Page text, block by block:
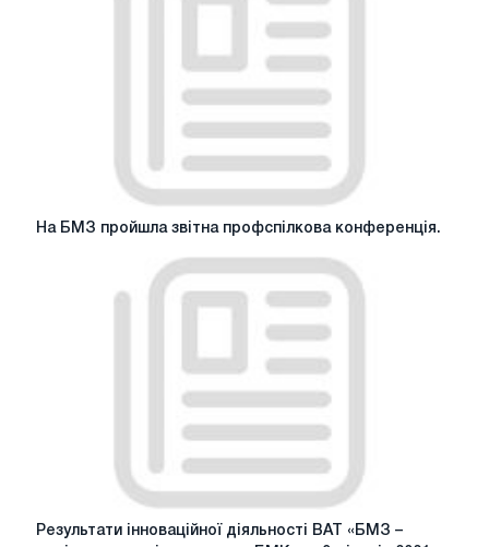
На
На БМЗ пройшла звітна профспілкова конференція.
Результати
інноваційної
Результати інноваційної діяльності ВАТ «БМЗ –